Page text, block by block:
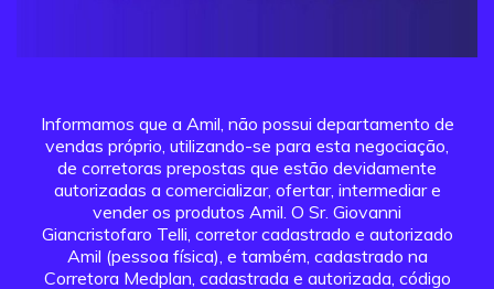
Informamos que a Amil, não possui departamento de
vendas próprio, utilizando-se para esta negociação,
de corretoras prepostas que estão devidamente
autorizadas a comercializar, ofertar, intermediar e
vender os produtos Amil. O Sr. Giovanni
Giancristofaro Telli, corretor cadastrado e autorizado
Amil (pessoa física), e também, cadastrado na
Corretora Medplan, cadastrada e autorizada, código